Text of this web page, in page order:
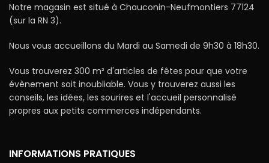
Notre magasin est situé à Chauconin-Neufmontiers 77124
(sur la RN 3).
Nous vous accueillons du Mardi au Samedi de 9h30 à 18h30.
Vous trouverez 300 m² d'articles de fêtes pour que votre
évènement soit inoubliable. Vous y trouverez aussi les
conseils, les idées, les sourires et l'accueil personnalisé
propres aux petits commerces indépendants.
INFORMATIONS PRATIQUES